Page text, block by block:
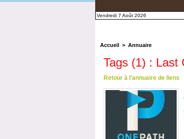
Vendredi 7 Août 2026
Accueil > Annuaire
Tags (1) : Last
Retour à l'annuaire de liens